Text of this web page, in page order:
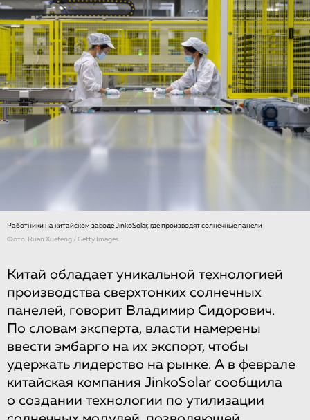
Работники на китайском заводе JinkoSolar, где производят солнечные панели
Фото: Ruan Xuefeng / Getty Images
Китай обладает уникальной технологией
производства сверхтонких солнечных
панелей, говорит Владимир Сидорович.
По словам эксперта, власти намерены
ввести эмбарго на их экспорт, чтобы
удержать лидерство на рынке. А в феврале
китайская компания JinkoSolar сообщила
о создании технологии по утилизации